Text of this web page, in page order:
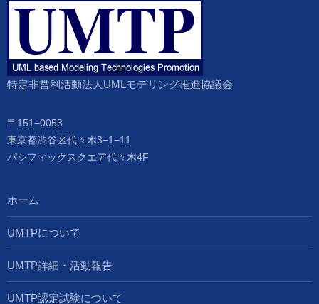
特定非営利活動法人UMLモデリング推進協議会
〒151−0053
東京都渋谷区代々木3−1−11
パシフィックスクエア代々木4F
ホーム
UMTPについて
UMTP詳細・活動報告
UMTP認定試験について